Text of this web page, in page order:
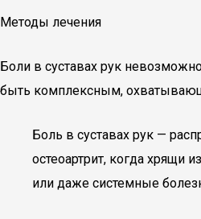
Методы лечения
Боли в суставах рук
быть комплексным,
Боль в суставах рук —
остеоартрит, когда хрящи
или даже системные